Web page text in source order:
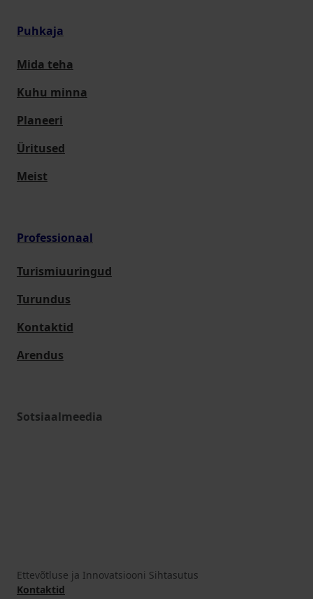
Puhkaja
Mida teha
Kuhu minna
Planeeri
Üritused
Meist
Professionaal
Turismiuuringud
Turundus
Kontaktid
Arendus
Sotsiaalmeedia
Ettevõtluse ja Innovatsiooni Sihtasutus
Kontaktid